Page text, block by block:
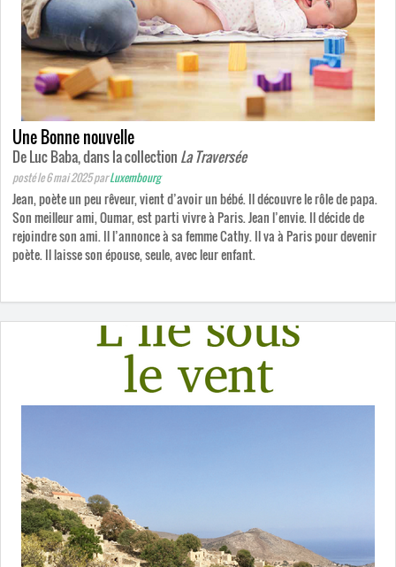
Une Bonne nouvelle
De Luc Baba, dans la collection La Traversée
posté le 6 mai 2025parLuxembourg
Jean, poète un peu rêveur, vient d’avoir un bébé. Il découvre le rôle de papa.
Son meilleur ami, Oumar, est parti vivre à Paris. Jean l’envie. Il décide de
rejoindre son ami. Il l’annonce à sa femme Cathy. Il va à Paris pour devenir
poète. Il laisse son épouse, seule, avec leur enfant.